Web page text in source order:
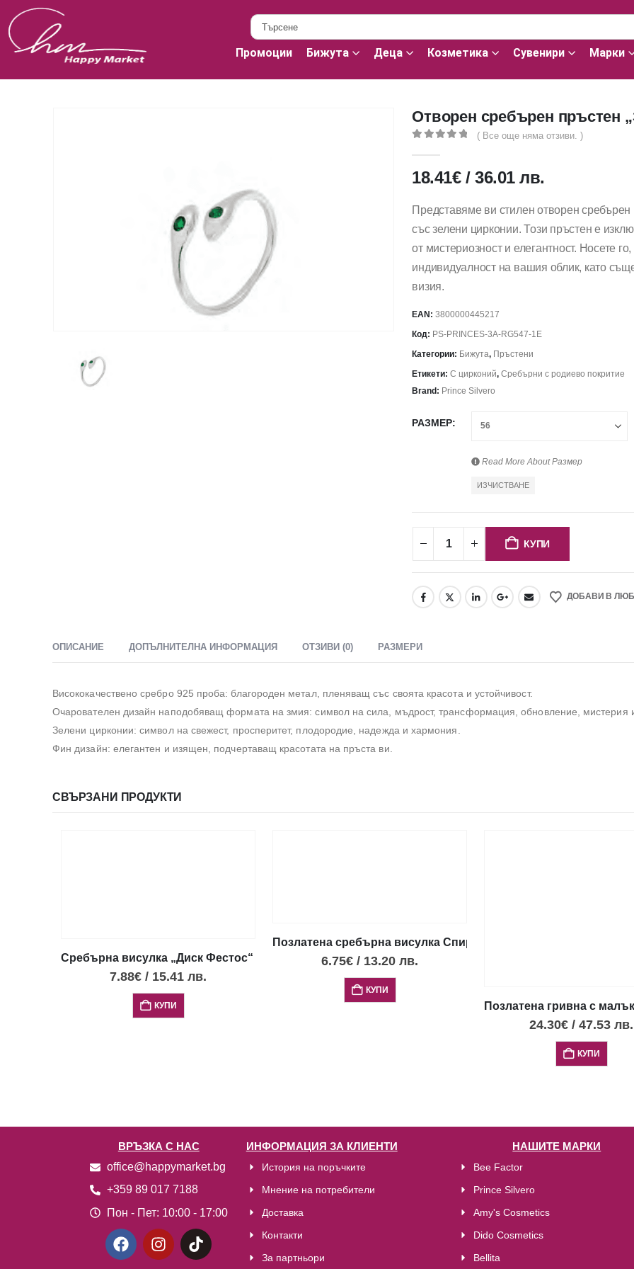
Промоции Бижута Деца Козметика Сувенири Марки
Отворен сребърен пръстен
( Все още няма отзиви. )
18.41€ /36.01лв.
Представяме ви стилен отворен
със зелени цирконии. Този пръстен е
от мистериозност и елегантност. Носете
индивидуалност на вашия облик, като
визия.
EAN:3800000445217
Код: PS-PRINCES-3A-RG547-1E
Категории: Бижута, Пръстени
Етикети:С цирконий,Сребърни с родиево покритие
Brand: Prince Silvero
РАЗМЕР
Read More AboutРазмер
ИЗЧИСТВАНЕ
КУПИ
ДОБАВИ В
ОПИСАНИЕ ДОПЪЛНИТЕЛНА ИНФОРМАЦИЯ ОТЗИВИ (0) РАЗМЕРИ
Висококачествено сребро 925 проба: благороден метал, пленяващ със своята красота и устойчивост.
Очарователен дизайн наподобяващ формата на змия: символ на сила, мъдрост, трансформация, обновление, мистерия
Зелени цирконии: символ на свежест, просперитет, плодородие, надежда и хармония.
Фин дизайн: елегантен и изящен, подчертаващ красотата на пръста ви.
СВЪРЗАНИ ПРОДУКТИ
Сребърна висулка „Диск Фестос“ с 4 опала, XXS
7.88€ / 15.41 лв.
КУПИ
Позлатена сребърна висулка Спирала с опал, малък размер
6.75€ / 13.20 лв.
КУПИ
Позлатена гривна с
24.30€ / 47.53 лв.
КУПИ
ВРЪЗКА С НАС
office@happymarket.bg
+359 89 017 7188
Пон - Пет: 10:00 - 17:00
ИНФОРМАЦИЯ ЗА КЛИЕНТИ
История на поръчките
Мнение на потребители
Доставка
Контакти
За партньори
НАШИТЕ МАРКИ
Bee Factor
Prince Silvero
Amy's Cosmetics
Dido Cosmetics
Bellita